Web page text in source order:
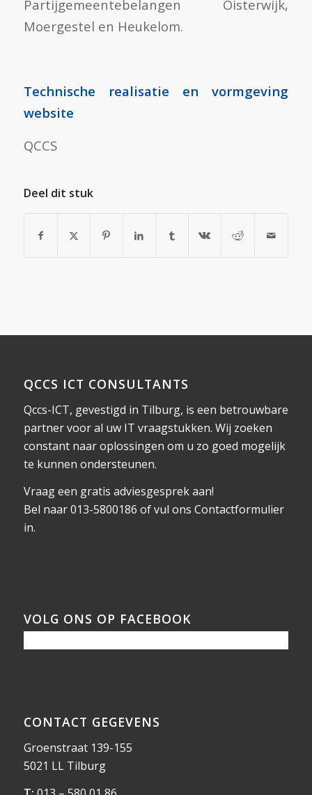
Partijgemeentebelangen Oisterwijk,
Moergestel en Heukelom.
Technische realisatie en vormgeving
website
QCCS
Deel dit stuk
QCCS ICT CONSULTANTS
Qccs-ICT, gevestigd in Tilburg, is een betrouwbare
partner voor al uw IT vraagstukken. Wij zoeken
constant naar oplossingen om u zo goed mogelijk
te kunnen ondersteunen.
Vraag een gratis adviesgesprek aan!
Bel naar 013-5800186 of vul ons Contactformulier
in.
VOLG ONS OP FACEBOOK
CONTACT GEGEVENS
Groenstraat 139-155
5021 LL Tilburg